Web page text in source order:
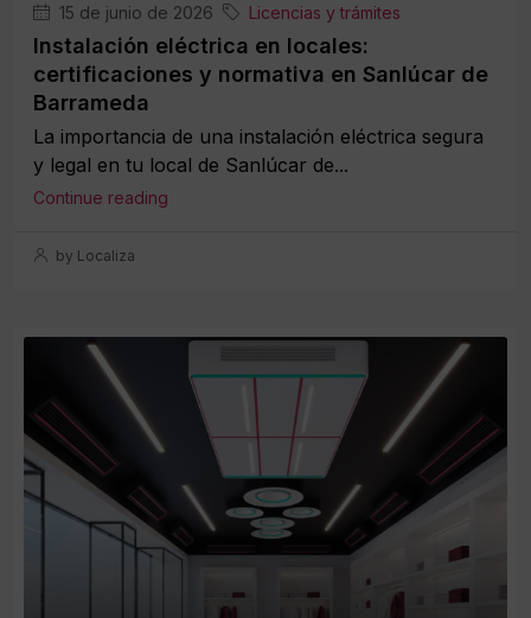
15 de junio de 2026 Licencias y trámites
Instalación eléctrica en locales:
certificaciones y normativa en Sanlúcar de
Barrameda
La importancia de una instalación eléctrica segura
y legal en tu local de Sanlúcar de...
Continue reading
by Localiza